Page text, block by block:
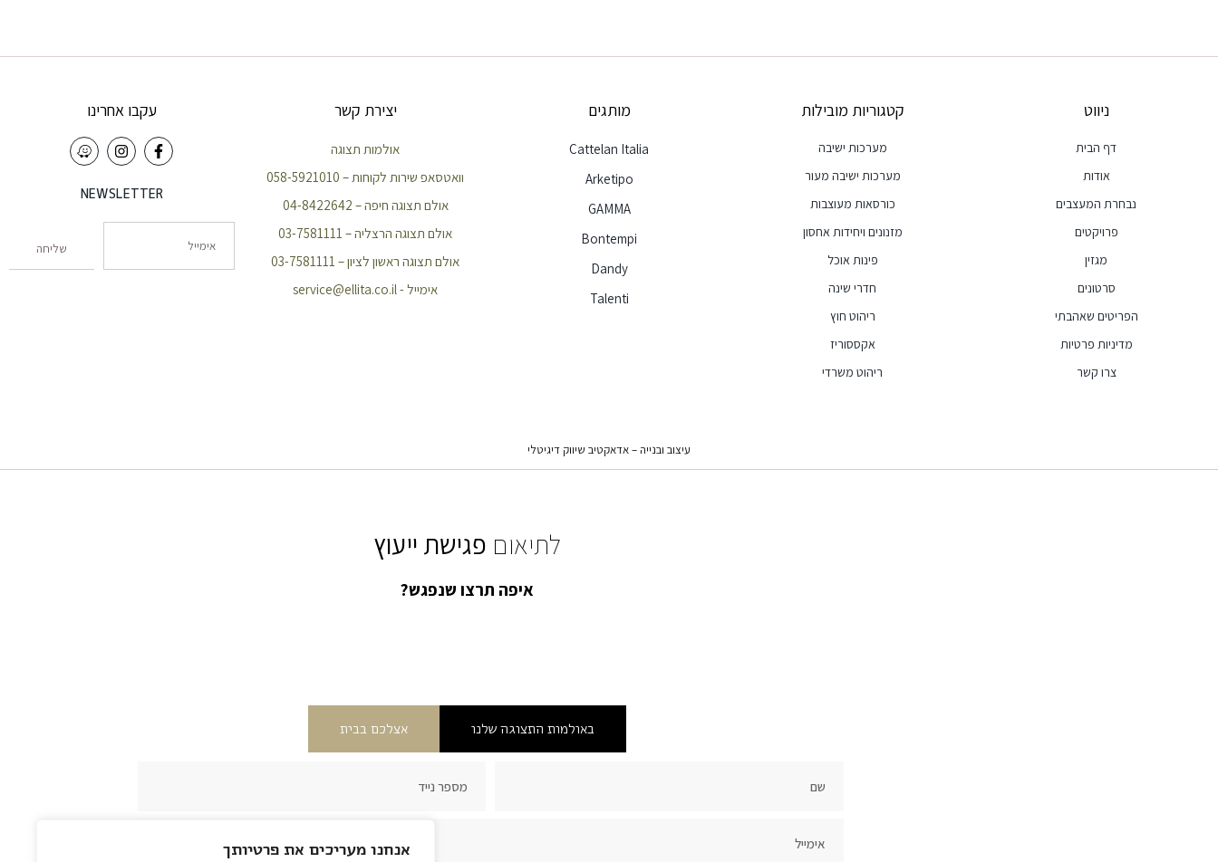
אנחנו מעריכים את פרטיותך
ניווט
דף הבית
אודות
נבחרת המעצבים
פרויקטים
מגזין
סרטונים
הפריטים שאהבתי
מדיניות פרטיות
צרו קשר
קטגוריות מובילות
מערכות ישיבה
מערכות ישיבה מעור
כורסאות מעוצבות
מזנונים ויחידות אחסון
פינות אוכל
חדרי שינה
ריהוט חוץ
אקססוריז
ריהוט משרדי
מותגים
Cattelan Italia
Arketipo
GAMMA
Bontempi
Dandy
Talenti
יצירת קשר
אולמות תצוגה
וואטסאפ שירות לקוחות – 058-5921010
אולם תצוגה חיפה – 04-8422642
אולם תצוגה הרצליה – 03-7581111
אולם תצוגה ראשון לציון – 03-7581111
אימייל - service@ellita.co.il
עקבו אחרינו
NEWSLETTER
שליחה
עיצוב ובנייה – אדאקטיב שיווק דיגיטלי
לתיאום פגישת ייעוץ
איפה תרצו שנפגש?
באולמות התצוגה שלנו אצלכם בבית